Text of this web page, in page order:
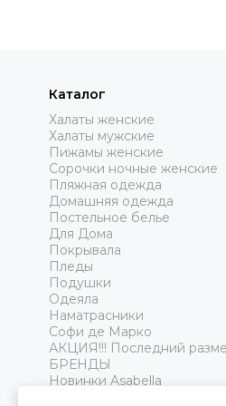
Каталог
Халаты женские
Халаты мужские
Пижамы женские
Сорочки ночные женские
Пляжная одежда
Домашняя одежда
Постельное белье
Для Дома
Покрывала
Пледы
Подушки
Одеяла
Наматрасники
Софи де Марко
АКЦИЯ!!! Последний
БРЕНДЫ
Новинки Asabella